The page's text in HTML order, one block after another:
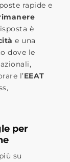
rapide e
è
e una
dove le
l’EEAT
per
su